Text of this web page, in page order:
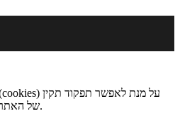
של האתר ולהציג תכנים מותאמים עבורך.